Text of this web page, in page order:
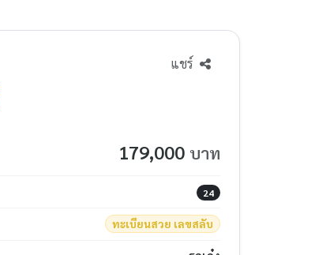
แชร์
179,000 บาท
24
ทะเบียนสวย เลขสลับ